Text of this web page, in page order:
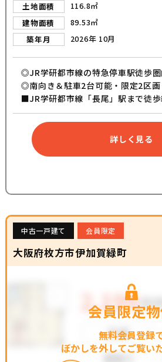
土地面積
116.8㎡
建物面積
89.53㎡
築年月
2026年 10月
◎JR学研都市線の特急停車駅徒歩圏
◎南向き＆駐車2台可能・限定2区画
■JR学研都市線「長尾」駅まで徒
■JR学研都市線「松井山手」駅ま
■枚方市立菅原東小学校まで徒歩約
■カウンター付きスキップフロア
■吹き抜けを設けた明るいリビング
詳しく見る
中古一戸建て 会員限定
大阪府枚方市伊加賀緑町
会員限定
無料会員登録
ぼかしを外してご覧い